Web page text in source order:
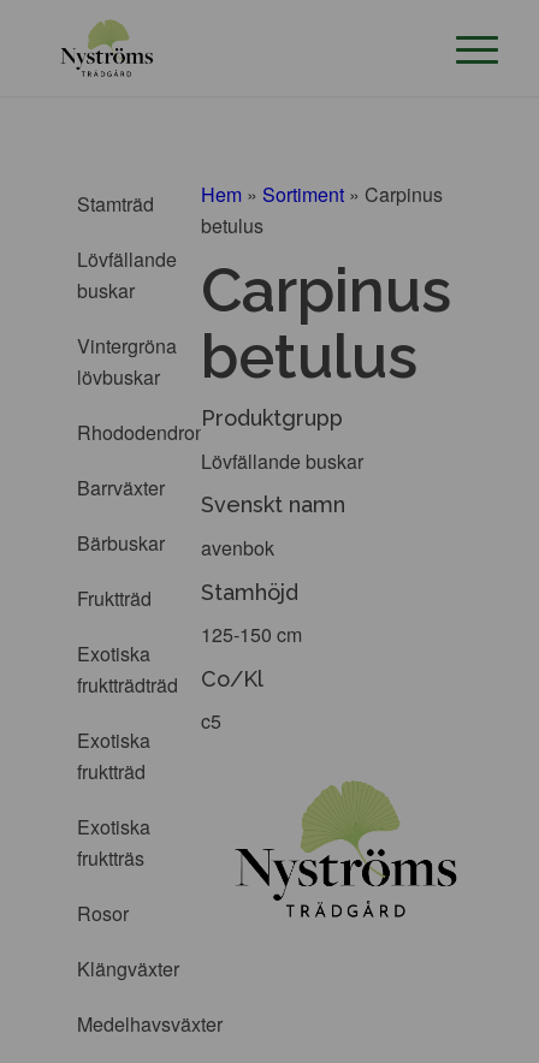
Stamträd
Lövfällande
buskar
Vintergröna
lövbuskar
Rhododendron
Barrväxter
Bärbuskar
Fruktträd
Exotiska
fruktträdträd
Exotiska
fruktträd
Exotiska
fruktträs
Rosor
Klängväxter
Medelhavsväxter
Hem » Sortiment » Carpinus
betulus
Carpinus
betulus
Produktgrupp
Lövfällande buskar
Svenskt namn
avenbok
Stamhöjd
125-150 cm
Co/Kl
c5